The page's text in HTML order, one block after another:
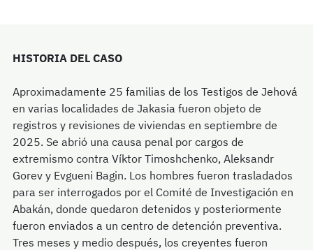
HISTORIA DEL CASO
Aproximadamente 25 familias de los Testigos de Jehová
en varias localidades de Jakasia fueron objeto de
registros y revisiones de viviendas en septiembre de
2025. Se abrió una causa penal por cargos de
extremismo contra Víktor Timoshchenko, Aleksandr
Gorev y Evgueni Bagin. Los hombres fueron trasladados
para ser interrogados por el Comité de Investigación en
Abakán, donde quedaron detenidos y posteriormente
fueron enviados a un centro de detención preventiva.
Tres meses y medio después, los creyentes fueron